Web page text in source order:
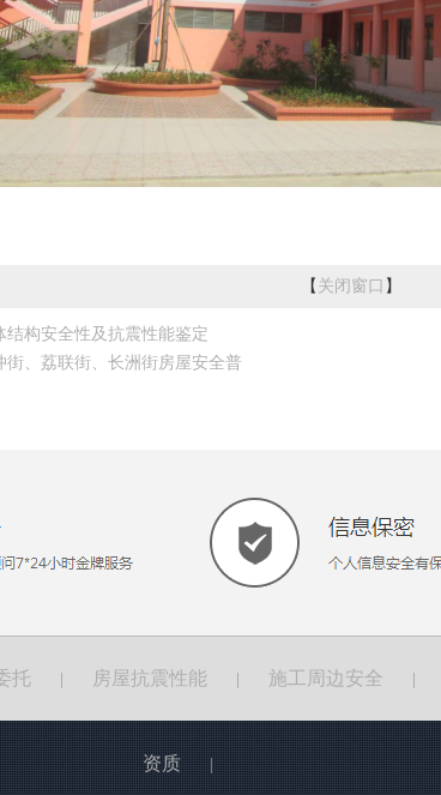
【 关闭窗口 】
结构安全性及抗震性能鉴定
街、荔联街、长洲街房屋安全普
托 房屋抗震性能 施工周边安全
资质
|